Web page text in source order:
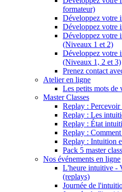
formateur)
Développez votre
Développez votre
Développez votre
(Niveaux 1 et 2)
Développez votre
(Niveaux 1, 2 et 3)
Prenez contact
Atelier en ligne
Les petits mots de
Master Classes
Replay :
Replay : Les
Replay : État
Replay :
Replay : Intuition
Pack 5 master
Nos événements en ligne
L'heure intuitive -
(replays)
Journée de